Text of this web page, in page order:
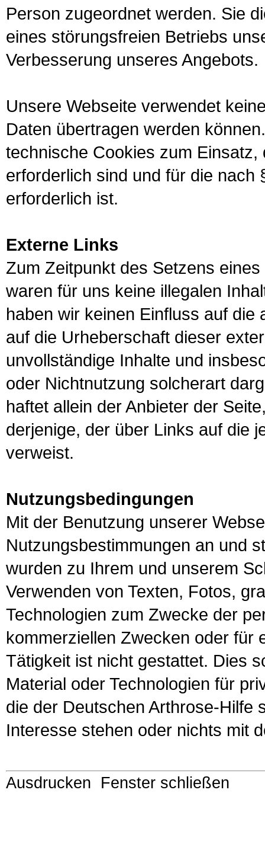
Person zugeordnet werden. Sie
eines störungsfreien Betriebs
Verbesserung unseres Angebots.
Unsere Webseite verwendet
Daten übertragen werden
technische Cookies zum
erforderlich sind und für die nach
erforderlich ist.
Externe Links
Zum Zeitpunkt des Setzens
waren für uns keine illegalen
haben wir keinen Einfluss auf die
auf die Urheberschaft dieser
unvollständige Inhalte und
oder Nichtnutzung solcherart
haftet allein der Anbieter der
derjenige, der über Links auf die
verweist.
Nutzungsbedingungen
Mit der Benutzung unserer
Nutzungsbestimmungen an und
wurden zu Ihrem und unserem
Verwenden von Texten, Fotos,
Technologien zum Zwecke der
kommerziellen Zwecken oder für
Tätigkeit ist nicht gestattet. Dies
Material oder Technologien für
die der Deutschen Arthrose-Hilfe
Interesse stehen oder nichts mit
Ausdrucken Fenster schließen